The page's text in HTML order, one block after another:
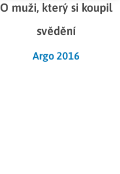
O muži, který si koupil
svědění
Argo 2016